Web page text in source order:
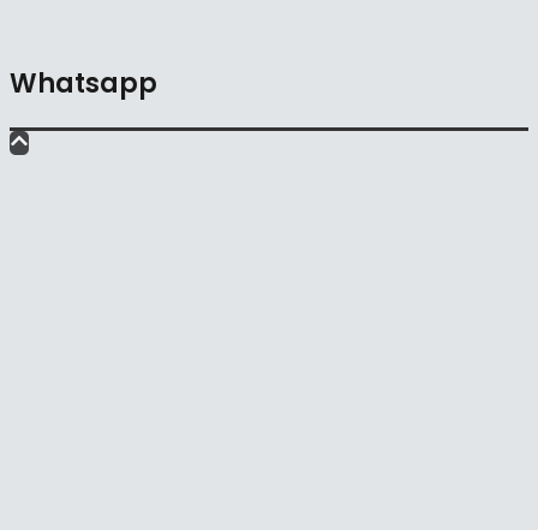
Whatsapp